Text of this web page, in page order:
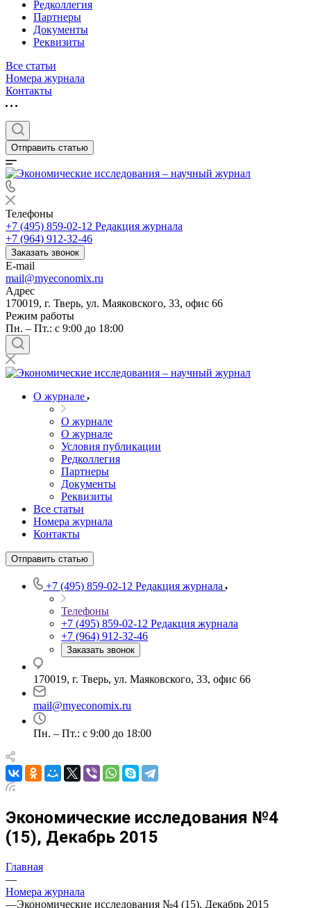
Редколлегия
Партнеры
Документы
Реквизиты
Все статьи
Номера журнала
Контакты
Отправить статью
Телефоны
+7 (495) 859-02-12 Редакция журнала
+7 (964) 912-32-46
Заказать звонок
E-mail
mail@myeconomix.ru
Адрес
170019, г. Тверь, ул. Маяковского, 33, офис 66
Режим работы
Пн. – Пт.: с 9:00 до 18:00
О журнале
О журнале
О журнале
Условия публикации
Редколлегия
Партнеры
Документы
Реквизиты
Все статьи
Номера журнала
Контакты
Отправить статью
+7 (495) 859-02-12 Редакция журнала
Телефоны
+7 (495) 859-02-12 Редакция журнала
+7 (964) 912-32-46
Заказать звонок
170019, г. Тверь, ул. Маяковского, 33, офис 66
mail@myeconomix.ru
Пн. – Пт.: с 9:00 до 18:00
Экономические исследования №4
(15), Декабрь 2015
Главная
—
Номера журнала
—Экономические исследования №4 (15), Декабрь 2015